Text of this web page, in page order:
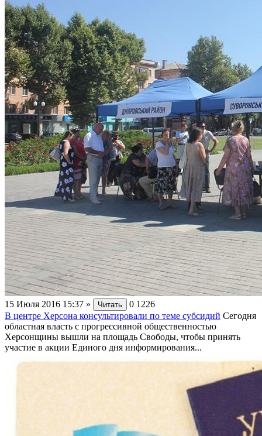
15 Июля 2016 15:37 » Читать 0 1226
В центре Херсона консультировали по теме субсидий Сегодня
областная власть с прогрессивной общественностью
Херсонщины вышли на площадь Свободы, чтобы принять
участие в акции Единого дня информирования...